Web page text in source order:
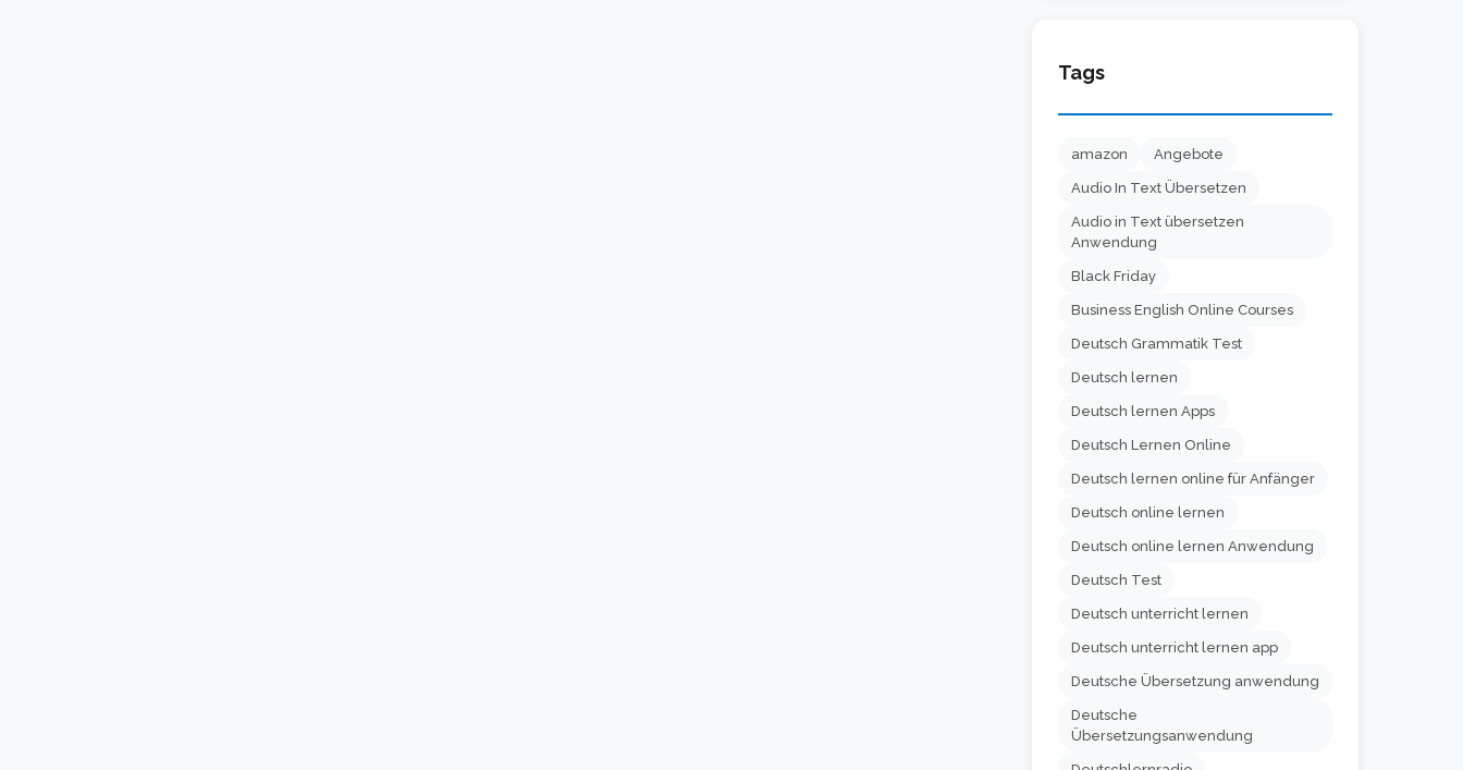
Tags
amazon Angebote
Audio In Text Übersetzen
Audio in Text übersetzen
Anwendung
Black Friday
Business English Online Courses
Deutsch Grammatik Test
Deutsch lernen
Deutsch lernen Apps
Deutsch Lernen Online
Deutsch lernen online für Anfänger
Deutsch online lernen
Deutsch online lernen Anwendung
Deutsch Test
Deutsch unterricht lernen
Deutsch unterricht lernen app
Deutsche Übersetzung anwendung
Deutsche
Übersetzungsanwendung